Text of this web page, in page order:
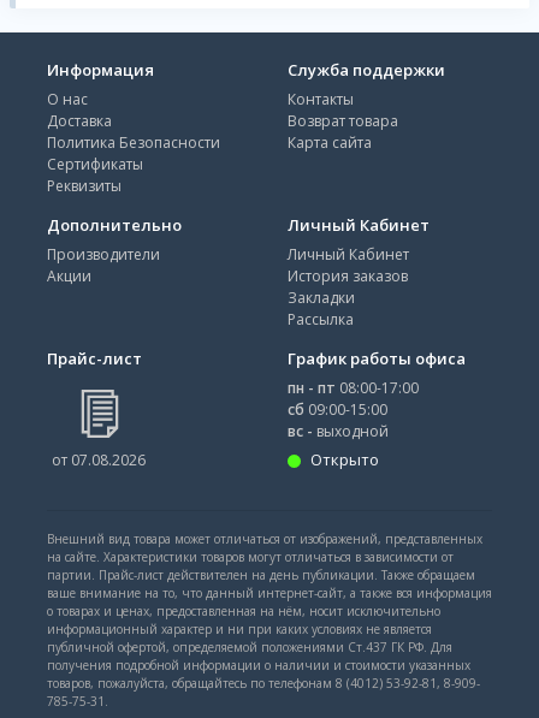
Информация
О нас
Доставка
Политика Безопасности
Сертификаты
Реквизиты
Служба поддержки
Контакты
Возврат товара
Карта сайта
Дополнительно
Производители
Акции
Личный Кабинет
Личный Кабинет
История заказов
Закладки
Рассылка
Прайс-лист
от 07.08.2026
График работы офиса
пн - пт 08:00-17:00
сб 09:00-15:00
вс - выходной
Открыто
Внешний вид товара может отличаться от изображений, представленных
на сайте. Характеристики товаров могут отличаться в зависимости от
партии. Прайс-лист действителен на день публикации. Также обращаем
ваше внимание на то, что данный интернет-сайт, а также вся информация
о товарах и ценах, предоставленная на нём, носит исключительно
информационный характер и ни при каких условиях не является
публичной офертой, определяемой положениями Ст.437 ГК РФ. Для
получения подробной информации о наличии и стоимости указанных
товаров, пожалуйста, обращайтесь по телефонам 8 (4012) 53-92-81, 8-909-
785-75-31.